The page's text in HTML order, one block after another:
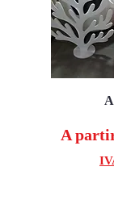
A
Prezzo